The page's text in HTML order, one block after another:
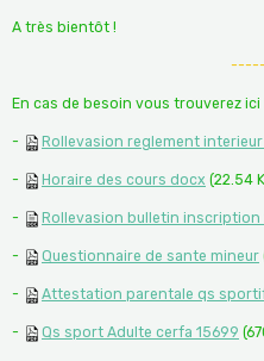
A très bientôt !
En cas de besoin vous trouverez
- Rollevasion reglement
- Horaire des cours docx (22.54
- Rollevasion bulletin inscription
- Questionnaire de sante mineur
- Attestation parentale qs
- Qs sport Adulte cerfa 15699